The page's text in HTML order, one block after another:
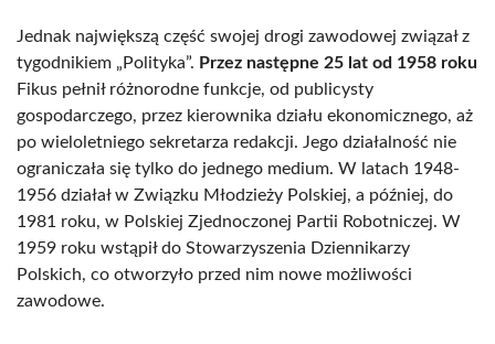
Jednak największą część swojej drogi zawodowej związał z
tygodnikiem „Polityka”. Przez następne 25 lat od 1958 roku
Fikus pełnił różnorodne funkcje, od publicysty
gospodarczego, przez kierownika działu ekonomicznego, aż
po wieloletniego sekretarza redakcji. Jego działalność nie
ograniczała się tylko do jednego medium. W latach 1948-
1956 działał w Związku Młodzieży Polskiej, a później, do
1981 roku, w Polskiej Zjednoczonej Partii Robotniczej. W
1959 roku wstąpił do Stowarzyszenia Dziennikarzy
Polskich, co otworzyło przed nim nowe możliwości
zawodowe.